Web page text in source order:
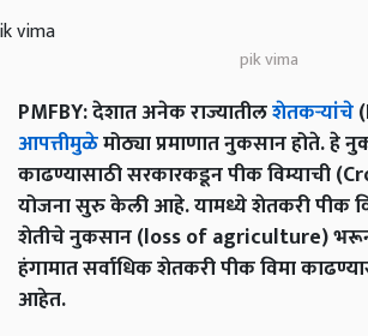
pik vima
PMFBY: देशात अनेक राज्यातीलशेतकऱ्यांचे
आपत्तीमुळेमोठ्या प्रमाणात नुकसान होते. हे
काढण्यासाठी सरकारकडून पीक विम्याची
योजना सुरु केली आहे. यामध्ये शेतकरी पीक
शेतीचे नुकसान (loss of agriculture)
हंगामात सर्वाधिक शेतकरी पीक विमा
आहेत.